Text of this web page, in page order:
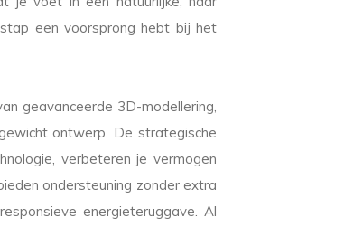
een voorsprong hebt bij het
geavanceerde 3D-modellering,
ontwerp. De strategische
verbeteren je vermogen
ondersteuning zonder extra
energieteruggave. Al